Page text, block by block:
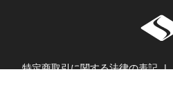
特定商取引に関する法律の表記